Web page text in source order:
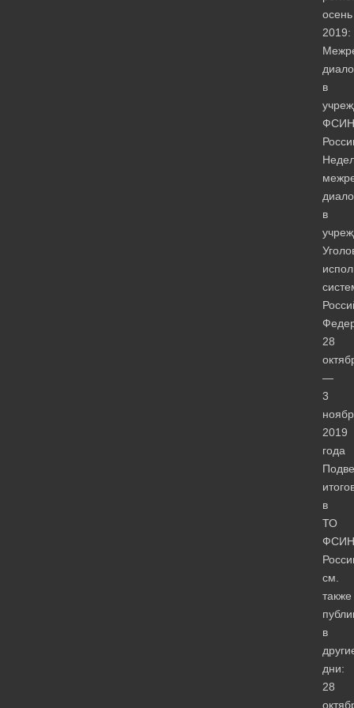
осень
2019:
в
ФСИН
в
28
—
3
2019
года
в
ТО
ФСИН
см.
также
в
дни:
28